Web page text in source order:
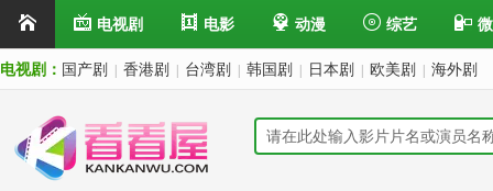
电视剧 电影 动漫 综艺
电视剧： 国产剧 香港剧 台湾剧 韩国剧 日本剧 欧美剧 海外剧